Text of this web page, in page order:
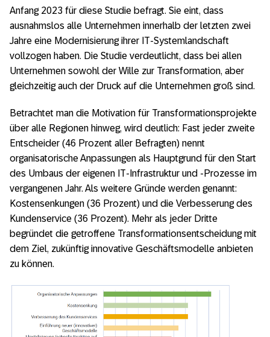
Anfang 2023 für diese Studie befragt. Sie eint, dass
ausnahmslos alle Unternehmen innerhalb der letzten zwei
Jahre eine Modernisierung ihrer IT-Systemlandschaft
vollzogen haben. Die Studie verdeutlicht, dass bei allen
Unternehmen sowohl der Wille zur Transformation, aber
gleichzeitig auch der Druck auf die Unternehmen groß sind.
Betrachtet man die Motivation für Transformationsprojekte
über alle Regionen hinweg, wird deutlich: Fast jeder zweite
Entscheider (46 Prozent aller Befragten) nennt
organisatorische An­passungen als Hauptgrund für den Start
des Umbaus der eigenen IT-Infrastruktur und -Prozesse im
vergangenen Jahr. Als weitere Gründe werden genannt:
Kostensenkungen (36 Prozent) und die Verbesserung des
Kundenservice (36 Prozent). Mehr als jeder Dritte
begründet die getroffene Transformationsentscheidung mit
dem Ziel, zukünftig innovative Geschäftsmodelle anbieten
zu können.